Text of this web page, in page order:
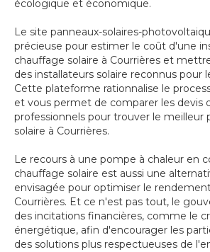
écologique et économique.
Le site panneaux-solaires-
précieuse pour estimer le coût d'une
chauffage solaire à Courrières et
des installateurs solaire reconnus pour
Cette plateforme rationnalise le
et vous permet de comparer les devis
professionnels pour trouver le meilleur
solaire à Courrières.
Le recours à une pompe à chaleur en
chauffage solaire est aussi une
envisagée pour optimiser le
Courrières. Et ce n'est pas tout, le
des incitations financières, comme le
énergétique, afin d'encourager les
des solutions plus respectueuses de